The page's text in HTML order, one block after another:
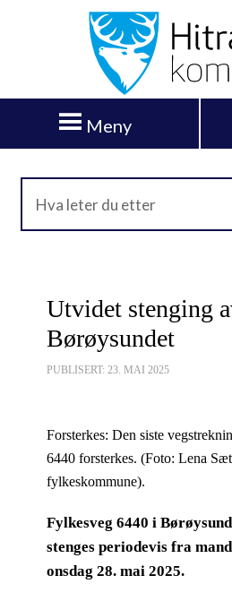
Meny
Utvidet stenging
Børøysundet
PUBLISERT: 23. MAI 2025
Forsterkes: Den siste
6440 forsterkes. (Foto: Lena
fylkeskommune).
Fylkesveg 6440 i
stenges periodevis fra
onsdag 28. mai 2025.